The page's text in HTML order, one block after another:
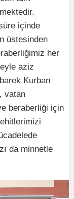
içinde
üstesinden
her
aziz
Kurban
vatan
beraberliği için
da minnetle